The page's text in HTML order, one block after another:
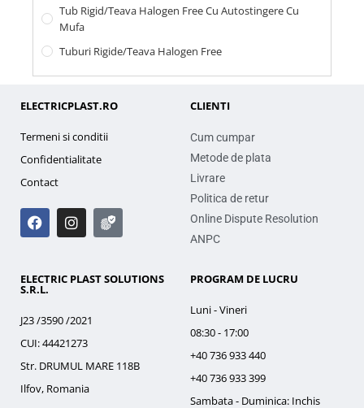
Tub Rigid/Teava Halogen Free Cu Autostingere Cu
Mufa
Tuburi Rigide/teava Halogen Free
ELECTRICPLAST.RO
Termeni si conditii
Confidentialitate
Contact
CLIENTI
Cum cumpar
Metode de plata
Livrare
Politica de retur
Online Dispute Resolution
ANPC
ELECTRIC PLAST SOLUTIONS
S.R.L.
J23 /3590 /2021
CUI: 44421273
Str. DRUMUL MARE 118B
Ilfov, Romania
PROGRAM DE LUCRU
Luni - Vineri
08:30 - 17:00
+40 736 933 440
+40 736 933 399
Sambata - Duminica: Inchis